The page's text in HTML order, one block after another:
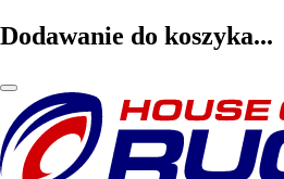
Dodawanie do koszyka...